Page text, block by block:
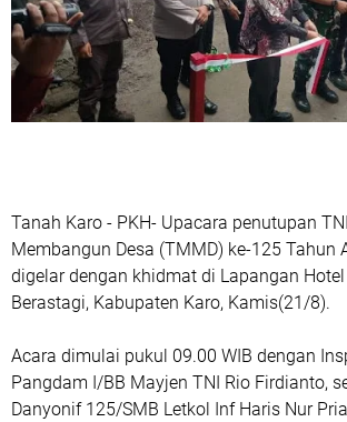
Tanah Karo - PKH- Upacara penutupan
Membangun Desa (TMMD) ke-125 Tahun
digelar dengan khidmat di Lapangan
Berastagi, Kabupaten Karo, Kamis(21/8).
Acara dimulai pukul 09.00 WIB dengan
Pangdam I/BB Mayjen TNI Rio Firdianto,
Danyonif 125/SMB Letkol Inf Haris Nur